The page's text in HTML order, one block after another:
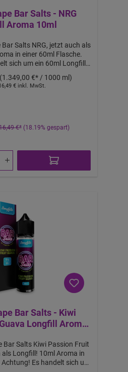
Bar Salts - NRG
Aroma 10ml
Salts NRG, jetzt auch als
in einer 60ml Flasche.
sich um ein 60ml Longfill
erhalten. Mit 10ml 18mg
auffüllen, um 60ml Liquid
(1.349,00 €* / 1000 ml)
€ inkl. MwSt.
€* (18.19% gespart)
Bar Salts - Kiwi
Longfill Aroma
Bar Salts Kiwi Passion Fruit
als Longfill! 10ml Aroma in